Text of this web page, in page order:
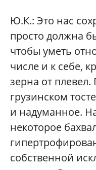
Ю.К.: Это нас
просто должна
чтобы уметь
числе и к себе,
зерна от
грузинском
и надуманное.
некоторое
собственной